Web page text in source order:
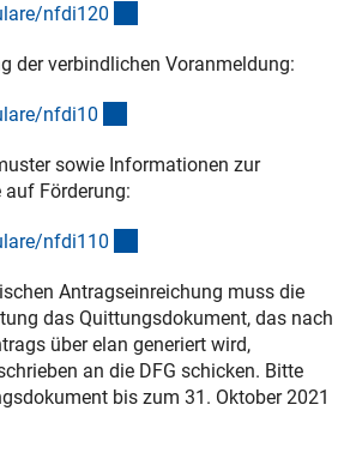
nfdi120
der verbindlichen Voranmeldung:
nfdi10
sowie Informationen zur
auf Förderung:
nfdi110
Antragseinreichung muss die
das Quittungsdokument, das nach
über elan generiert wird,
an die DFG schicken. Bitte
bis zum 31. Oktober 2021